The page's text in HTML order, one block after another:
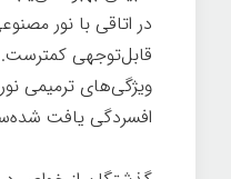
در اتاقی با نور
قابل‌توجهی کمترست.
ویژگی‌های ترمیمی نور
افسردگی یافت